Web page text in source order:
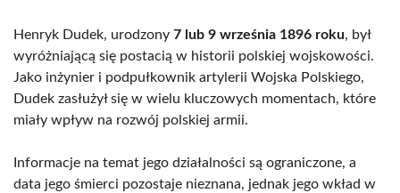
Henryk Dudek, urodzony 7 lub 9 września 1896 roku, był
wyróżniającą się postacią w historii polskiej wojskowości.
Jako inżynier i podpułkownik artylerii Wojska Polskiego,
Dudek zasłużył się w wielu kluczowych momentach, które
miały wpływ na rozwój polskiej armii.
Informacje na temat jego działalności są ograniczone, a
data jego śmierci pozostaje nieznana, jednak jego wkład w